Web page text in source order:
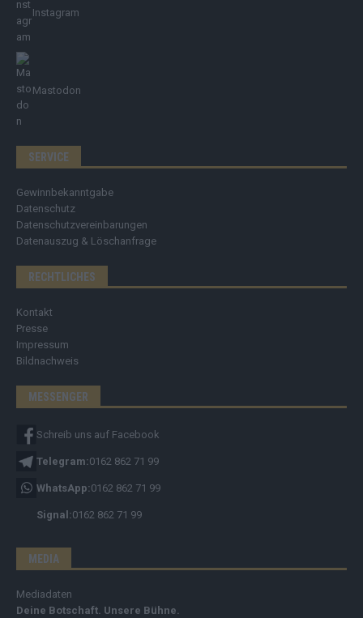
Instagram
Mastodon
SERVICE
Gewinnbekanntgabe
Datenschutz
Datenschutzvereinbarungen
Datenauszug & Löschanfrage
RECHTLICHES
Kontakt
Presse
Impressum
Bildnachweis
MESSENGER
Schreib uns auf Facebook
Telegram:0162 862 71 99
WhatsApp:0162 862 71 99
Signal:0162 862 71 99
MEDIA
Mediadaten
Deine Botschaft. Unsere Bühne.